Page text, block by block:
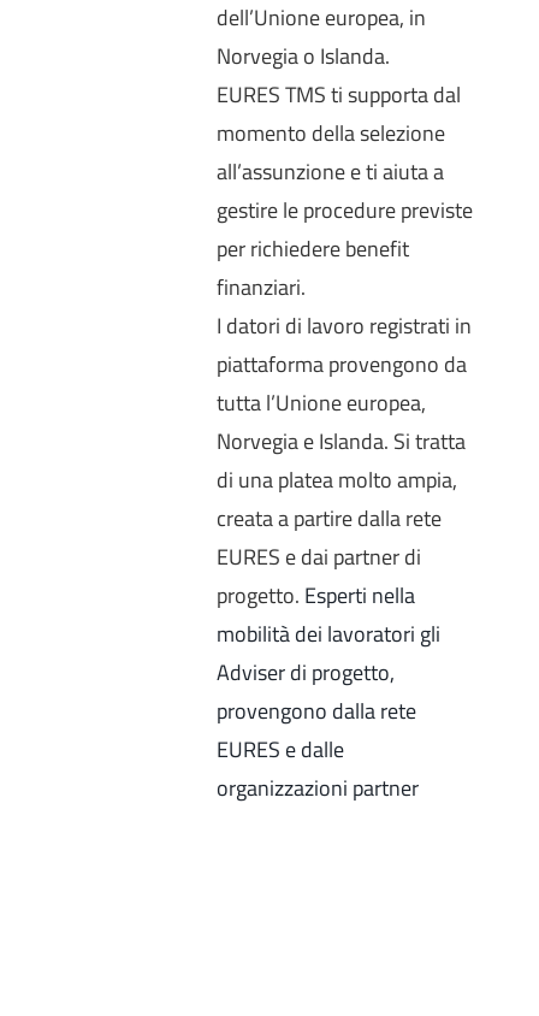
dell’Unione europea, in
Norvegia o Islanda.
EURES TMS ti supporta dal
momento della selezione
all’assunzione e ti aiuta a
gestire le procedure previste
per richiedere benefit
finanziari.
I datori di lavoro registrati in
piattaforma provengono da
tutta l’Unione europea,
Norvegia e Islanda. Si tratta
di una platea molto ampia,
creata a partire dalla rete
EURES e dai partner di
progetto. Esperti nella
mobilità dei lavoratori gli
Adviser di progetto,
provengono dalla rete
EURES e dalle
organizzazioni partner